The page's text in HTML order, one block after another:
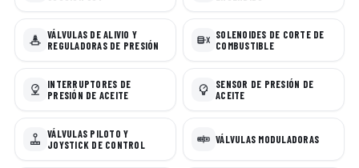
VÁLVULAS DE ALIVIO Y
REGULADORAS DE PRESIÓN
SOLENOIDES DE CORTE DE
COMBUSTIBLE
INTERRUPTORES DE
PRESIÓN DE ACEITE
SENSOR DE PRESIÓN DE
ACEITE
VÁLVULAS PILOTO Y
JOYSTICK DE CONTROL
VÁLVULAS MODULADORAS